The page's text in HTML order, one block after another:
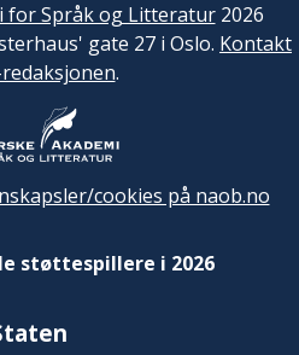
for Språk og Litteratur2026
gate 27 i Oslo. Kontakt
.
cookies på naob.no
støttespillere i 2026